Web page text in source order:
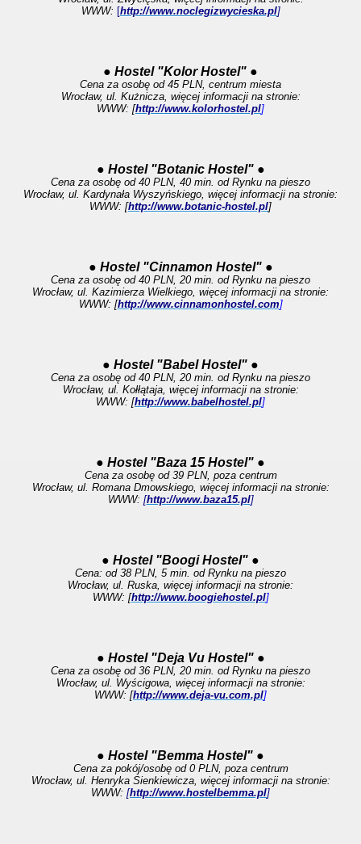
WWW: [http://www.noclegizwycieska.pl]
● Hostel "Kolor Hostel" ●
Cena za osobę od 45 PLN, centrum miesta
Wrocław, ul. Kużnicza, więcej informacji na stronie:
WWW: [http://www.kolorhostel.pl]
● Hostel "Botanic Hostel" ●
Cena za osobę od 40 PLN, 40 min. od Rynku na pieszo
Wrocław, ul. Kardynała Wyszyńskiego, więcej informacji na stronie:
WWW: [http://www.botanic-hostel.pl]
● Hostel "Cinnamon Hostel" ●
Cena za osobę od 40 PLN, 20 min. od Rynku na pieszo
Wrocław, ul. Kazimierza Wielkiego, więcej informacji na stronie:
WWW: [http://www.cinnamonhostel.com]
● Hostel "Babel Hostel" ●
Cena za osobę od 40 PLN, 20 min. od Rynku na pieszo
Wrocław, ul. Kołłątaja, więcej informacji na stronie:
WWW: [http://www.babelhostel.pl]
● Hostel "Baza 15 Hostel" ●
Cena za osobę od 39 PLN, poza centrum
Wrocław, ul. Romana Dmowskiego, więcej informacji na stronie:
WWW: [http://www.baza15.pl]
● Hostel "Boogi Hostel" ●
Cena: od 38 PLN, 5 min. od Rynku na pieszo
Wrocław, ul. Ruska, więcej informacji na stronie:
WWW: [http://www.boogiehostel.pl]
● Hostel "Deja Vu Hostel" ●
Cena za osobę od 36 PLN, 20 min. od Rynku na pieszo
Wrocław, ul. Wyścigowa, więcej informacji na stronie:
WWW: [http://www.deja-vu.com.pl]
● Hostel "Bemma Hostel" ●
Cena za pokój/osobę od 0 PLN, poza centrum
Wrocław, ul. Henryka Sienkiewicza, więcej informacji na stronie:
WWW: [http://www.hostelbemma.pl]